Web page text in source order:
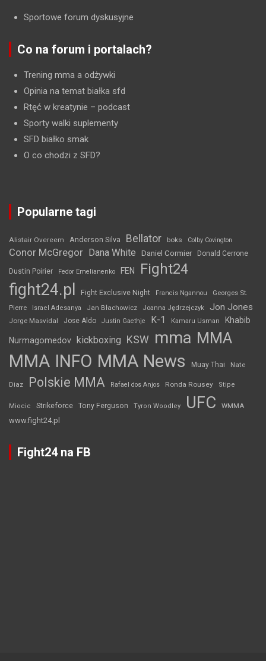
Sportowe forum dyskusyjne
Co na forum i portalach?
Trening mma a odżywki
Opinia na temat białka sfd
Rtęć w kreatynie – podcast
Sporty walki suplementy
SFD białko smak
O co chodzi z SFD?
Popularne tagi
Alistair Overeem Anderson Silva Bellator boks Colby Covington
Conor McGregor Dana White Daniel Cormier Donald Cerrone
Dustin Poirier Fedor Emelianenko FEN Fight24
fight24.pl Fight Exclusive Night Francis Ngannou
Georges St.
Pierre
Israel Adesanya Jan Błachowicz Joanna Jędrzejczyk Jon Jones
Jorge Masvidal Jose Aldo Justin Gaethje K-1 Kamaru Usman Khabib
Nurmagomedov kickboxing KSW mma MMA
MMA INFO MMA News Muay Thai Nate
Diaz Polskie MMA Rafael dos Anjos Ronda Rousey Stipe
Miocic Strikeforce Tony Ferguson Tyron Woodley UFC WMMA
www.fight24.pl
Fight24 na FB